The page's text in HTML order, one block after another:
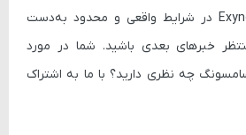
عملکرد نهایی Exynos 2600 در شرایط واقعی و محدود به‌دست
خبرهای بعدی باشید. شما در مورد
اگزینوس 2600 سامسونگ چه نظری دارید؟ با ما به اشتراک